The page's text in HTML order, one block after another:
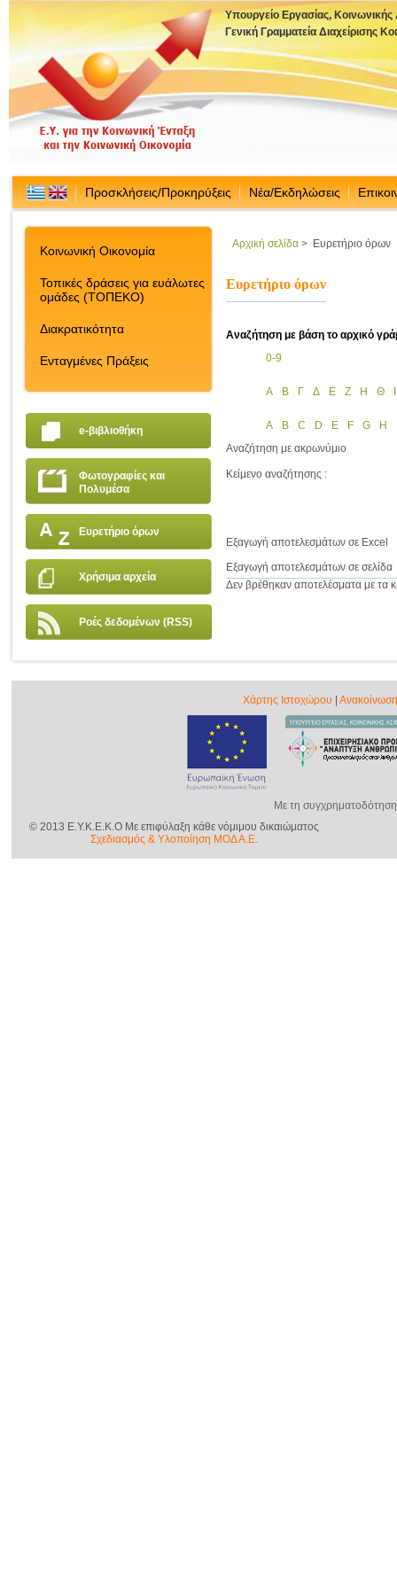
Υπουργείο Εργασίας,
Γενική Γραμματεία Διαχείρισης
Προσκλήσεις/Προκηρύξεις Νέα/Εκδηλώσεις
Κοινωνική Οικονομία
Τοπικές δράσεις για ευάλωτες
ομάδες (ΤΟΠΕΚΟ)
Διακρατικότητα
Ενταγμένες Πράξεις
e-βιβλιοθήκη
Φωτογραφίες και
Πολυμέσα
Ευρετήριο όρων
Χρήσιμα αρχεία
Ροές δεδομένων (RSS)
Αρχική σελίδα > Ευρετήριο όρων
Ευρετήριο όρων
Αναζήτηση με βάση το αρχικό
0-9
Α Β Γ Δ Ε Ζ Η Θ
A B C D E F G H
Αναζήτηση με ακρωνύμιο
Κείμενο αναζήτησης :
Εξαγωγή αποτελεσμάτων σε Excel
Εξαγωγή αποτελεσμάτων σε σελίδα
Δεν βρέθηκαν αποτελέσματα με τα
Χάρτης Ιστοχώρου |
Με τη
© 2013 E.Y.K.E.K.O Με επιφύλαξη κάθε νόμιμου δικαιώµατος
Σχεδιασμός & Yλοποίηση ΜΟΔ Α.Ε.